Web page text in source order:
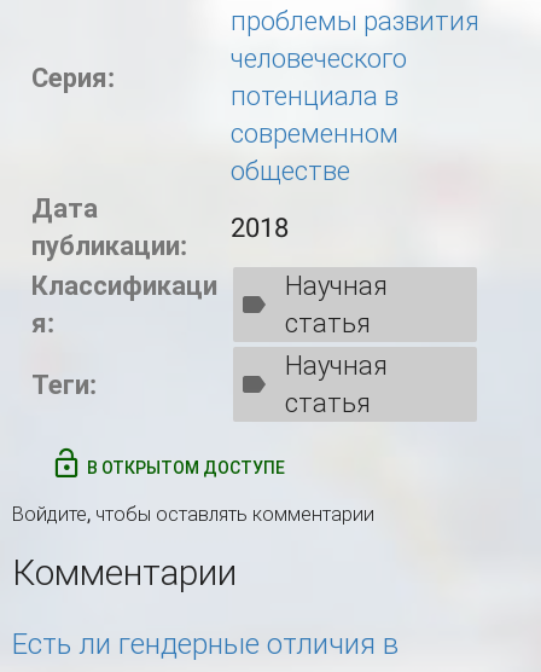
Серия:
проблемы развития
человеческого
потенциала в
современном
обществе
Дата
публикации:
2018
Классификаци
я:
Научная
статья
Теги:
Научная
статья
В ОТКРЫТОМ ДОСТУПЕ
Войдите, чтобы оставлять комментарии
Комментарии
Есть ли гендерные отличия в